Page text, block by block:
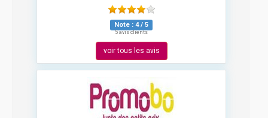
Note : 4/ 5
5 avis clients
voir tous les avis